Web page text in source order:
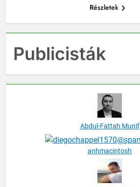
Részletek
Publicisták
Abdul-Fattah Munif
anhmacintosh